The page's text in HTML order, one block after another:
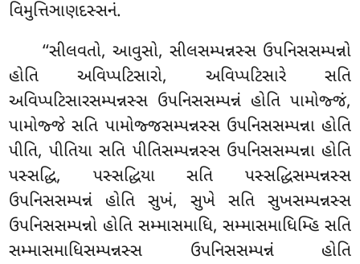
વિમુત્તિઞાણદસ્સનં.
‘‘સીલવતો, આવુસો, સીલસમ્પન્નસ્સ ઉપનિસસમ્પન્નો
હોતિ અવિપ્પટિસારો, અવિપ્પટિસારે સતિ
અવિપ્પટિસારસમ્પન્નસ્સ ઉપનિસસમ્પન્નં હોતિ પામોજ્જં,
પામોજ્જે સતિ પામોજ્જસમ્પન્નસ્સ ઉપનિસસમ્પન્ના હોતિ
પીતિ, પીતિયા સતિ પીતિસમ્પન્નસ્સ ઉપનિસસમ્પન્ના હોતિ
પસ્સદ્ધિ, પસ્સદ્ધિયા સતિ પસ્સદ્ધિસમ્પન્નસ્સ
ઉપનિસસમ્પન્નં હોતિ સુખં, સુખે સતિ સુખસમ્પન્નસ્સ
ઉપનિસસમ્પન્નો હોતિ સમ્માસમાધિ, સમ્માસમાધિમ્હિ સતિ
સમ્માસમાધિસમ્પન્નસ્સ ઉપનિસસમ્પન્નં હોતિ